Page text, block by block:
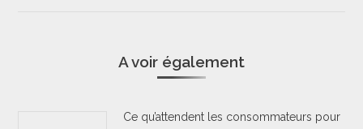
A voir également
Ce qu’attendent les consommateurs pour